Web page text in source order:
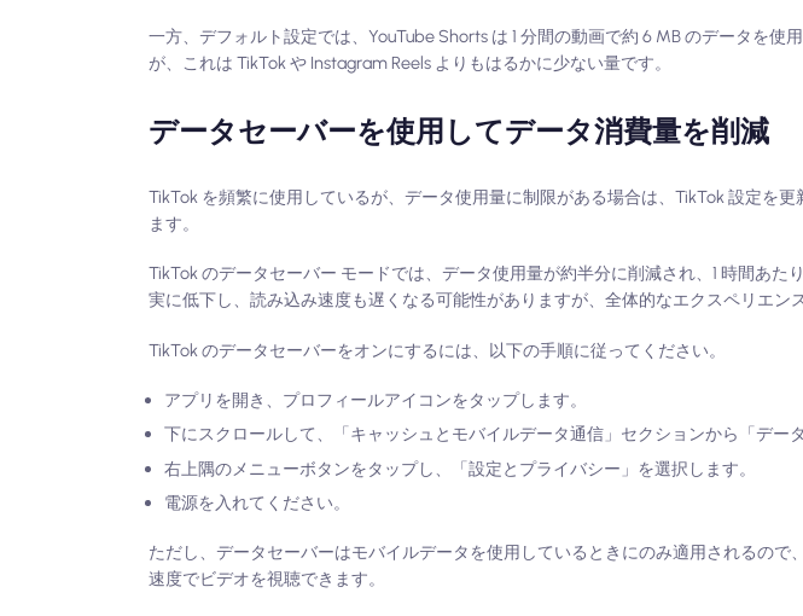
一方、デフォルト設定では、YouTube Shorts は 1 分間の動画で約 6 MB のデータを使
が、これは TikTok や Instagram Reels よりもはるかに少ない量です。
データセーバーを使用してデータ消費量を削減
TikTok を頻繁に使用しているが、データ使用量に制限がある場合は、TikTok 設定を
ます。
TikTok のデータセーバー モードでは、データ使用量が約半分に削減され、1 時間あ
実に低下し、読み込み速度も遅くなる可能性がありますが、全体的なエクスペリエン
TikTok のデータセーバーをオンにするには、以下の手順に従ってください。
アプリを開き、プロフィールアイコンをタップします。
下にスクロールして、「キャッシュとモバイルデータ通信」セクションから「デー
右上隅のメニューボタンをタップし、「設定とプライバシー」を選択します。
電源を入れてください。
ただし、データセーバーはモバイルデータを使用しているときにのみ適用されるので
速度でビデオを視聴できます。